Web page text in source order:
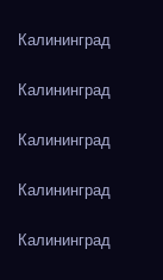
Калининград
Калининград
Калининград
Калининград
Калининград